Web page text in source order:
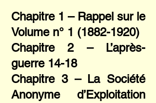
Chapitre 1 – Rappel sur le
Volume n° 1 (1882-1920)
Chapitre 2 – L’après-
guerre 14-18
Chapitre 3 – La Société
Anonyme d’Exploitation